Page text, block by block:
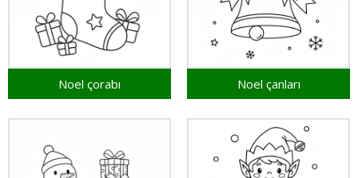
Noel çorabı Noel çanları